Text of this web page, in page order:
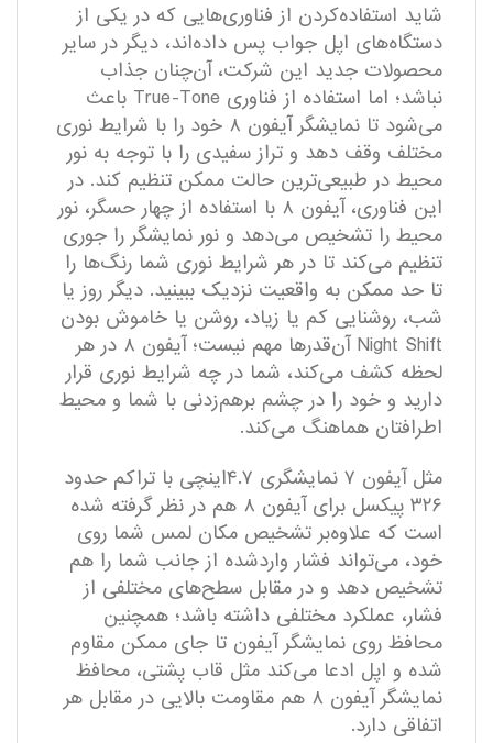
شاید استفاده‌کردن از فناوری‌هایی که در یکی از
دستگاه‌های اپل جواب پس داده‌اند، دیگر در سایر
محصولات جدید این شرکت، آن‌چنان جذاب
نباشد؛ اما استفاده از فناوری True-Tone باعث
می‌شود تا نمایشگر آیفون ۸ خود را با شرایط نوری
مختلف وقف دهد و تراز سفیدی را با توجه به نور
محیط در طبیعی‌ترین حالت ممکن تنظیم کند. در
این فناوری، آیفون ۸ با استفاده از چهار حسگر، نور
محیط را تشخیص می‌دهد و نور نمایشگر را جوری
تنظیم می‌کند تا در هر شرایط نوری شما رنگ‌ها را
تا حد ممکن به واقعیت نزدیک ببینید. دیگر روز یا
شب، روشنایی کم یا زیاد، روشن یا خاموش بودن
Night Shift آن‌قدرها مهم نیست؛ آیفون ۸ در هر
لحظه کشف می‌کند، شما در چه شرایط نوری قرار
دارید و خود را در چشم برهم‌زدنی با شما و محیط
اطرافتان هماهنگ می‌کند.
مثل آیفون ۷ نمایشگری ۴.۷اینچی با تراکم حدود
۳۲۶ پیکسل برای آیفون ۸ هم در نظر گرفته‌ شده
است که علاوه‌بر تشخیص مکان لمس شما روی
خود، می‌تواند فشار واردشده از جانب شما را هم
تشخیص دهد و در مقابل سطح‌های مختلفی از
فشار، عملکرد مختلفی داشته باشد؛ همچنین
محافظ روی نمایشگر آیفون تا جای ممکن مقاوم
شده و اپل ادعا می‌کند مثل قاب پشتی، محافظ
نمایشگر آیفون ۸ هم مقاومت بالایی در مقابل هر
اتفاقی دارد.